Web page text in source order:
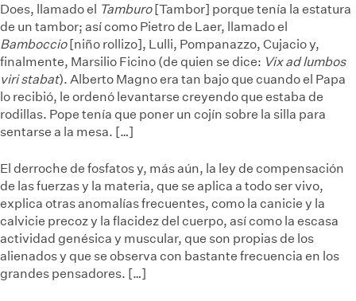
Does, llamado el Tamburo[Tambor] porque tenía la estatura
de un tambor; así como Pietro de Laer, llamado el
Bamboccio[niño rollizo], Lulli, Pompanazzo, Cujacio y,
finalmente, Marsilio Ficino (de quien se dice: Vix ad lumbos
viri stabat). Alberto Magno era tan bajo que cuando el Papa
lo recibió, le ordenó levantarse creyendo que estaba de
rodillas. Pope tenía que poner un cojín sobre la silla para
sentarse a la mesa. […]
El derroche de fosfatos y, más aún, la ley de compensación
de las fuerzas y la materia, que se aplica a todo ser vivo,
explica otras anomalías frecuentes, como la canicie y la
calvicie precoz y la flacidez del cuerpo, así como la escasa
actividad genésica y muscular, que son propias de los
alienados y que se observa con bastante frecuencia en los
grandes pensadores. […]